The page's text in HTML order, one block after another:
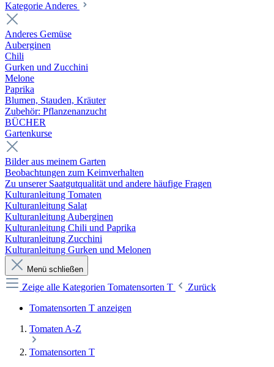
Kategorie Anderes
Anderes Gemüse
Auberginen
Chili
Gurken und Zucchini
Melone
Paprika
Blumen, Stauden, Kräuter
Zubehör: Pflanzenanzucht
BÜCHER
Gartenkurse
Bilder aus meinem Garten
Beobachtungen zum Keimverhalten
Zu unserer Saatgutqualität und andere häufige Fragen
Kulturanleitung Tomaten
Kulturanleitung Salat
Kulturanleitung Auberginen
Kulturanleitung Chili und Paprika
Kulturanleitung Zucchini
Kulturanleitung Gurken und Melonen
Menü schließen
Zeige alle Kategorien Tomatensorten T
Zurück
Tomatensorten T anzeigen
Tomaten A-Z
Tomatensorten T